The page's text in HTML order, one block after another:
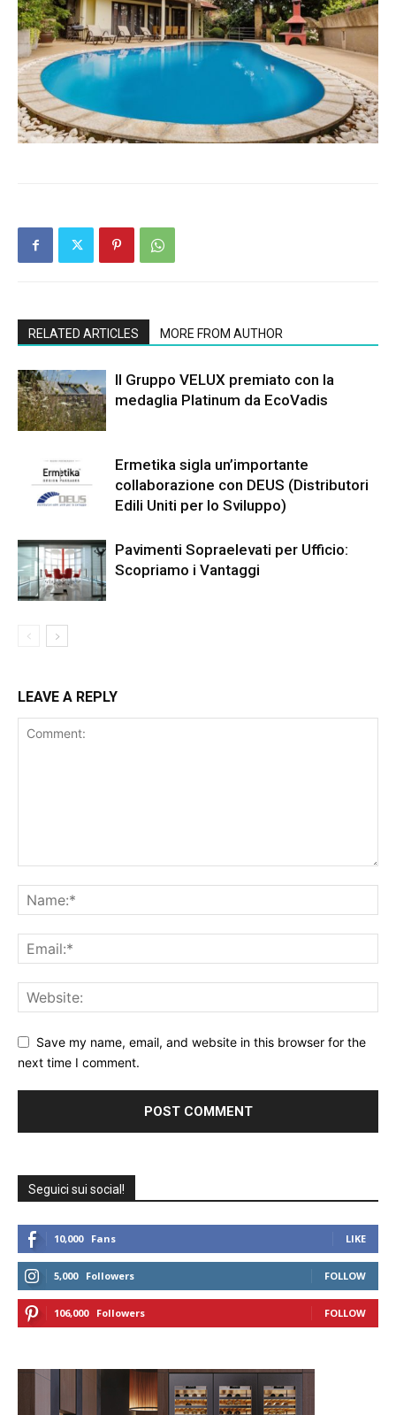
RELATED ARTICLES MORE FROM AUTHOR
Il Gruppo VELUX premiato con la
medaglia Platinum da EcoVadis
Ermetika sigla un’importante
collaborazione con DEUS (Distributori
Edili Uniti per lo Sviluppo)
Pavimenti Sopraelevati per Ufficio:
Scopriamo i Vantaggi
LEAVE A REPLY
Save my name, email, and website in this browser for the
next time I comment.
Seguici sui social!
10,000 Fans LIKE
5,000 Followers FOLLOW
106,000 Followers FOLLOW